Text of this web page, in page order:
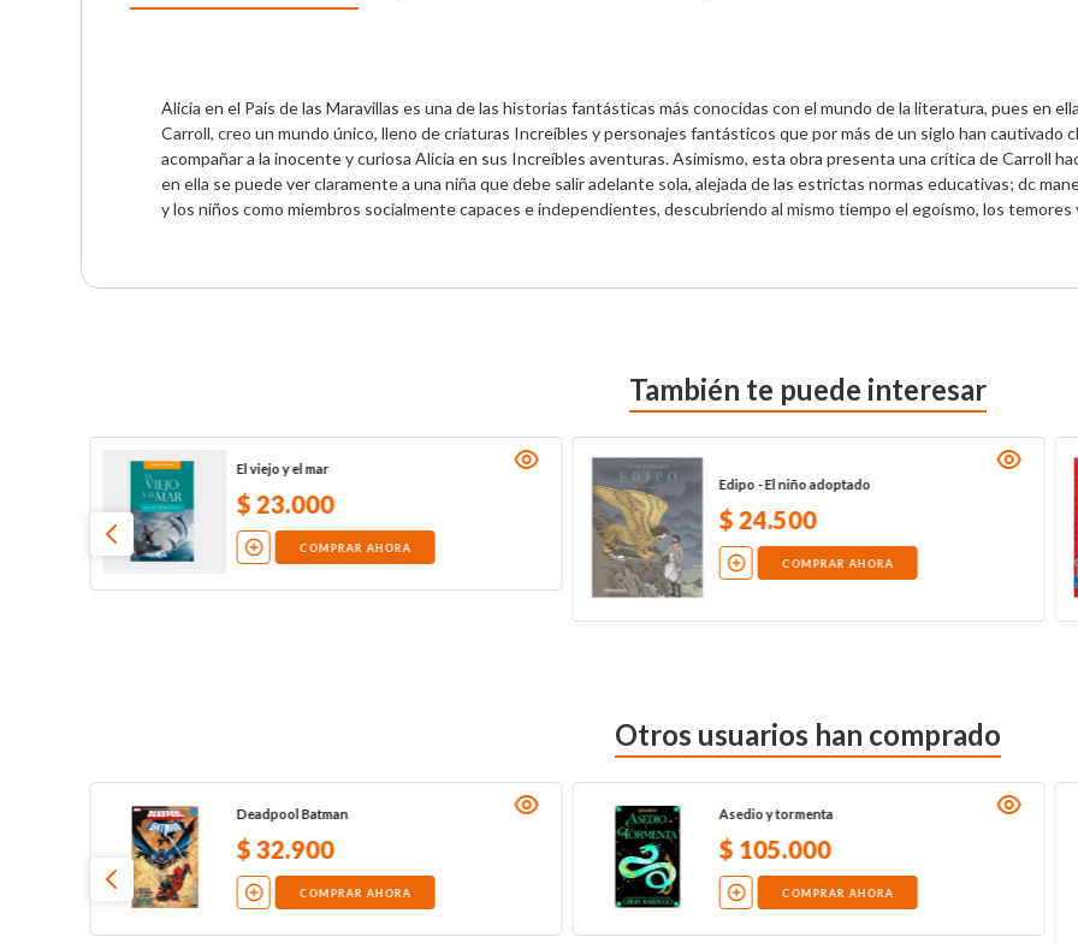
Alicia en el País de las Maravillas es una de las historias fantásticas más conocidas con el mundo de la literatura, pues en
Carroll, creo un mundo único, lleno de criaturas Increíbles y personajes fantásticos que por más de un siglo han cautivado
acompañar a la inocente y curiosa Alicia en sus Increíbles aventuras. Asimismo, esta obra presenta una crítica de Carroll
en ella se puede ver claramente a una niña que debe salir adelante sola, alejada de las estrictas normas educativas; dc
y los niños como miembros socialmente capaces e independientes, descubriendo al mismo tiempo el egoísmo, los temores
También te puede interesar
El viejo y el mar
$23.000
COMPRAR AHORA
Edipo - El niño adoptado
$24.500
COMPRAR AHORA
Otros usuarios han comprado
Deadpool Batman
$32.900
COMPRAR AHORA
Asedio y tormenta
$ 105.000
COMPRAR AHORA